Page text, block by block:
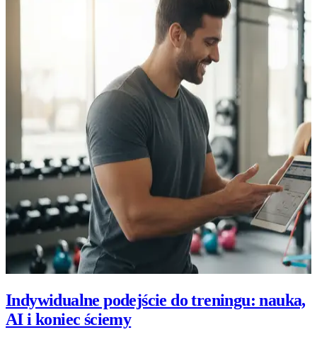
Indywidualne podejście do treningu: nauka,
AI i koniec ściemy